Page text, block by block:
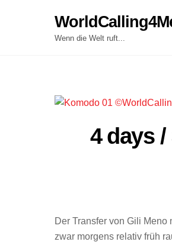
Wenn die Welt ruft...
​4 days
Der Transfer von Gili
zwar morgens relativ früh